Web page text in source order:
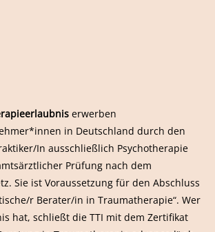
erwerben
in Deutschland durch den
In ausschließlich Psychotherapie
Prüfung nach dem
Sie ist Voraussetzung für den Abschluss
r Berater/in in Traumatherapie“. Wer
hat, schließt die TTI mit dem Zertifikat